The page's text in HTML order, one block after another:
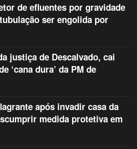
de efluentes por gravidade
ser engolida por
justiça de Descalvado, cai
‘cana dura’ da PM de
após invadir casa da
medida protetiva em